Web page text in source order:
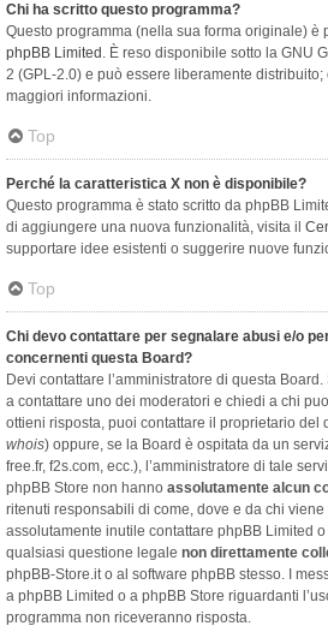
Chi ha scritto questo programma?
Questo programma (nella sua forma originale) è
phpBB Limited . È reso disponibile sotto la GNU
2 (GPL-2.0) e può essere liberamente
maggiori informazioni.
Top
Perché la caratteristica X non è disponibile?
Questo programma è stato scritto da phpBB
di aggiungere una nuova funzionalità, visita il
supportare idee esistenti o suggerire nuove
Top
Chi devo contattare per segnalare abusi e/o
concernenti questa Board?
Devi contattare l’amministratore di questa
a contattare uno dei moderatori e chiedi a chi
ottieni risposta, puoi contattare il proprietario del
whois) oppure, se la Board è ospitata da un
free.fr, f2s.com, ecc.), l’amministratore di tale
phpBB Store non hanno assolutamente alcun
ritenuti responsabili di come, dove e da chi
assolutamente inutile contattare phpBB Limited
qualsiasi questione legale non direttamente
phpBB-Store.it o al software phpBB stesso. I
a phpBB Limited o a phpBB Store riguardanti
programma non riceveranno risposta.